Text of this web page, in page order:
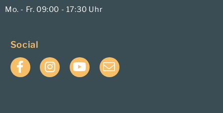
Mo. - Fr. 09:00 - 17:30 Uhr
Social
FacebookInstagramYouTubeE-
Mail